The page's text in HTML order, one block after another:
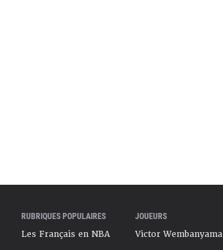
RUBRIQUES POPULAIRES
Les Français en NBA
JOUEURS
Victor Wembanyama